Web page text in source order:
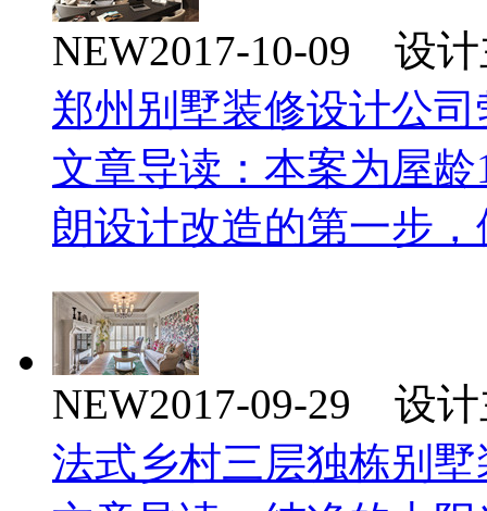
NEW2017-10-09 设
郑州别墅装修设计公
文章导读：本案为屋
朗设计改造的第一步
NEW2017-09-29 设
法式乡村三层独栋别